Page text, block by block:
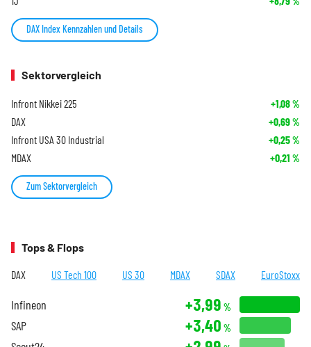
DAX Index Kennzahlen und Details
Sektorvergleich
Infront Nikkei 225 +1,08%
DAX +0,69%
Infront USA 30 Industrial +0,25%
MDAX +0,21 %
Zum Sektorvergleich
Tops & Flops
DAX US Tech 100 US 30 MDAX SDAX EuroStoxx
Infineon +3,99 %
SAP +3,40 %